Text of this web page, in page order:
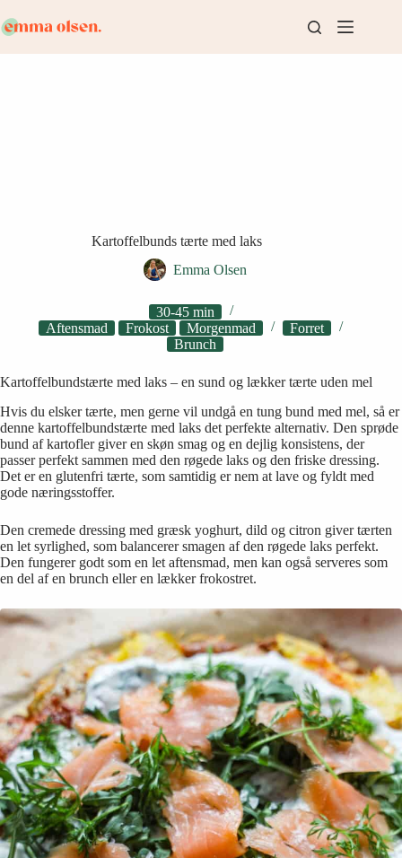
til
indhold
Kartoffelbunds tærte med laks
Emma Olsen
30-45 min
Aftensmad
Frokost Morgenmad
Forret
Brunch
Kartoffelbundstærte med laks – en sund og lækker tærte uden mel
Hvis du elsker tærte, men gerne vil undgå en tung bund med mel, så er
denne kartoffelbundstærte med laks det perfekte alternativ. Den sprøde
bund af kartofler giver en skøn smag og en dejlig konsistens, der
passer perfekt sammen med den røgede laks og den friske dressing.
Det er en glutenfri tærte, som samtidig er nem at lave og fyldt med
gode næringsstoffer.
Den cremede dressing med græsk yoghurt, dild og citron giver tærten
en let syrlighed, som balancerer smagen af den røgede laks perfekt.
Den fungerer godt som en let aftensmad, men kan også serveres som
en del af en brunch eller en lækker frokostret.